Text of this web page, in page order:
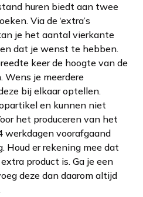
huren biedt aan twee
Via de ‘extra’s
je het aantal vierkante
dat je wenst te hebben.
keer de hoogte van de
Wens je meerdere
bij elkaar optellen.
en kunnen niet
het produceren van het
voorafgaand
Houd er rekening mee dat
product is. Ga je een
deze dan daarom altijd